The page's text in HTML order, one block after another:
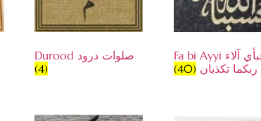
Durood صلوات درود
(4)
Fa bi Ayyi فبأي آلاء
ربكما تكذبان (40)